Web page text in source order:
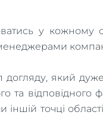
у
який
та
іншій точці